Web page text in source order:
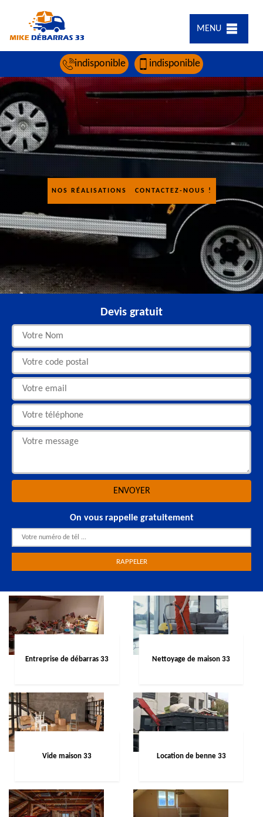
MENU
indisponible indisponible
NOS RÉALISATIONS CONTACTEZ-NOUS !
Devis gratuit
On vous rappelle gratuitement
Entreprise de débarras 33 Nettoyage de maison 33
Vide maison 33 Location de benne 33